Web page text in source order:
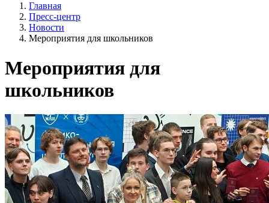
Главная
Пресс-центр
Новости
Мероприятия для школьников
Мероприятия для
школьников